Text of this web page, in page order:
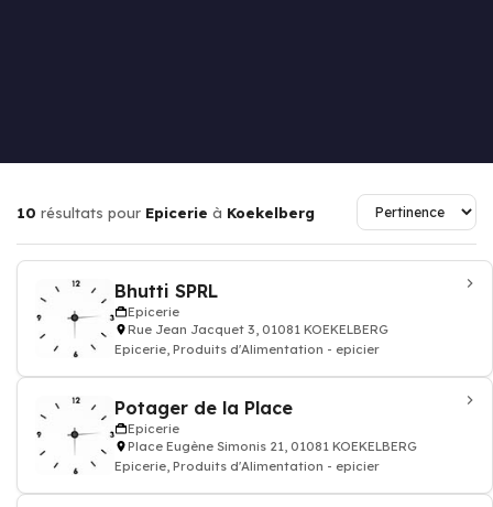
10 résultats pour Epicerie à Koekelberg
Bhutti SPRL
Epicerie
Rue Jean Jacquet 3, 01081 KOEKELBERG
Epicerie, Produits d'Alimentation - epicier
Potager de la Place
Epicerie
Place Eugène Simonis 21, 01081 KOEKELBERG
Epicerie, Produits d'Alimentation - epicier